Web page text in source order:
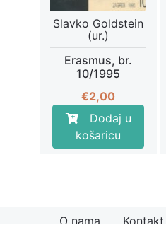
Slavko Goldstein
(ur.)
Erasmus, br.
10/1995
€2,00
Dodaj u
košaricu
O nama Kontakt